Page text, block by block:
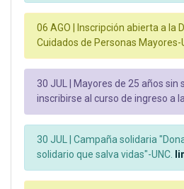
06 AGO |
Inscripción abierta a la
Cuidados de Personas Mayores-
30 JUL |
Mayores de 25 años sin
inscribirse al curso de ingreso a
30 JUL | Campaña solidaria
solidario que salva vidas"-UNC.